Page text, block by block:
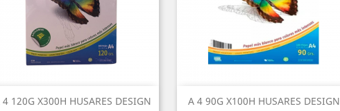
4 120G X300H HUSARES DESIGN A 4 90G X100H HUSARES DESIGN